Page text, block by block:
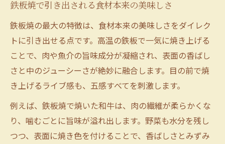
鉄板焼で引き出される食材本来の美味しさ
鉄板焼の最大の特徴は、食材本来の美味しさをダイレク
トに引き出せる点です。高温の鉄板で一気に焼き上げる
ことで、肉や魚介の旨味成分が凝縮され、表面の香ばし
さと中のジューシーさが絶妙に融合します。目の前で焼
き上げるライブ感も、五感すべてを刺激します。
例えば、鉄板焼で焼いた和牛は、肉の繊維が柔らかくな
り、噛むごとに旨味が溢れ出します。野菜も水分を残し
つつ、表面に焼き色を付けることで、香ばしさとみずみ